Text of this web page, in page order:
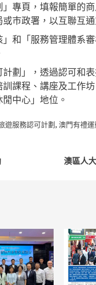
專頁，填報簡單的
巿政署，以互聯互
和「服務管理體系
劃」，透過認可和
課程、講座及工作
中心」地位。
遊服務認可計劃, 澳門有禮運
澳區人